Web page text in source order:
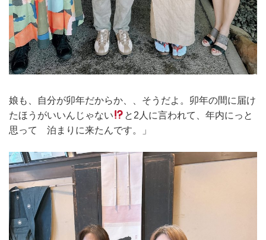
娘も、自分が卯年だからか、、そうだよ。卯年の間に届け
たほうがいいんじゃない
と2人に言われて、年内にっと
思って 泊まりに来たんです。」